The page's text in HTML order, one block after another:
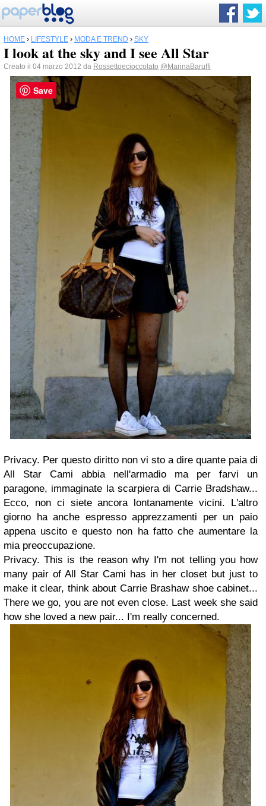
HOME › LIFESTYLE › MODA E TREND › SKY
I look at the sky and I see All Star
Creato il 04 marzo 2012 da Rossettoecioccolato @MarinaBaruffi
Privacy. Per questo diritto non vi sto a dire quante paia di
All Star Cami abbia nell'armadio ma per farvi un
paragone, immaginate la scarpiera di Carrie Bradshaw...
Ecco, non ci siete ancora lontanamente vicini. L'altro
giorno ha anche espresso apprezzamenti per un paio
appena uscito e questo non ha fatto che aumentare la
mia preoccupazione.
Privacy. This is the reason why I'm not telling you how
many pair of All Star Cami has in her closet but just to
make it clear, think about Carrie Brashaw shoe cabinet...
There we go, you are not even close. Last week she said
how she loved a new pair... I'm really concerned.
Save